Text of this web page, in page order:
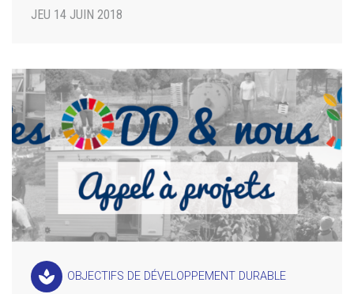
JEU 14 JUIN 2018
spa OBJECTIFS DE DÉVELOPPEMENT DURABLE